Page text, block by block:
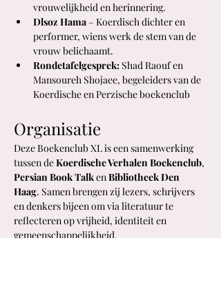
vrouwelijkheid en herinnering.
Dlsoz Hama – Koerdisch dichter en
performer, wiens werk de stem van de
vrouw belichaamt.
Rondetafelgesprek: Shad Raouf en
Mansoureh Shojaee, begeleiders van de
Koerdische en Perzische boekenclub
Organisatie
Deze Boekenclub XL is een samenwerking
tussen de Koerdische Verhalen Boekenclub,
Persian Book Talk en Bibliotheek Den
Haag. Samen brengen zij lezers, schrijvers
en denkers bijeen om via literatuur te
reflecteren op vrijheid, identiteit en
gemeenschappelijkheid.